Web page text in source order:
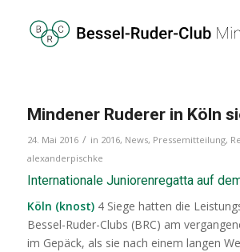
Mindener Ruderer in Köln
24. Mai 2016 / in 2016, News, Pressemitteilung,
alexanderpischke
Internationale Juniorenregatta auf
Köln (knost)4 Siege hatten die
Bessel-Ruder-Clubs (BRC) am
im Gepäck, als sie nach einem langen